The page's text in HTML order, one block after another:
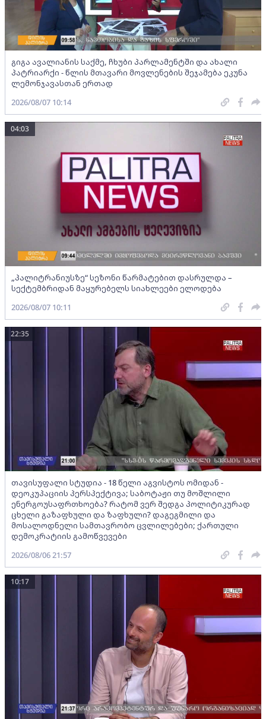
გიგა ავალიანის საქმე, ჩხუბი პარლამენტში და ახალი
პატრიარქი - წლის მთავარი მოვლენების შეჯამება ეკუნა
ლემონჯავასთან ერთად
2026/08/07 10:14
„პალიტრანიუსზე“ სეზონი წარმატებით დასრულდა –
სექტემბრიდან მაყურებელს სიახლეები ელოდება
04:03
2026/08/07 10:11
თავისუფალი სტუდია - 18 წელი აგვისტოს ომიდან -
დეოკუპაციის პერსპექტივა; საბოტაჟი თუ მოშლილი
ენერგოუსაფრთხოება? რატომ ვერ შედგა პოლიტიკურად
ცხელი გაზაფხული და ზაფხული? დაგეგმილი და
მოსალოდნელი სამთავრობო ცვლილებები; ქართული
დემოკრატიის გამოწვევები
22:35
2026/08/06 21:57
10:17